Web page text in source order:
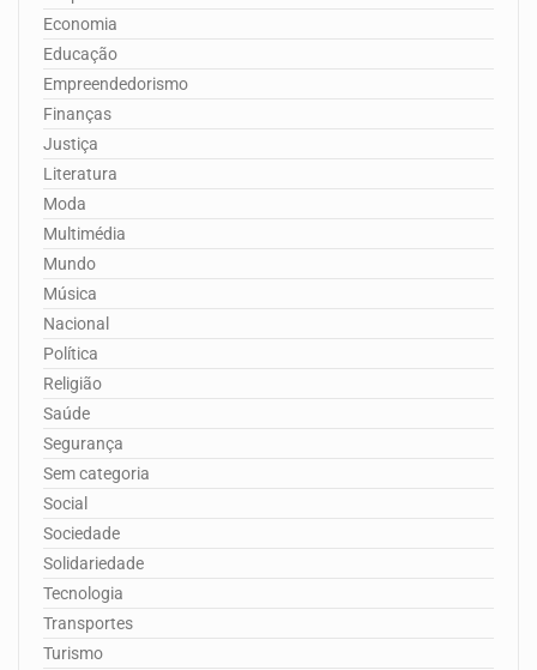
Economia
Educação
Empreendedorismo
Finanças
Justiça
Literatura
Moda
Multimédia
Mundo
Música
Nacional
Política
Religião
Saúde
Segurança
Sem categoria
Social
Sociedade
Solidariedade
Tecnologia
Transportes
Turismo